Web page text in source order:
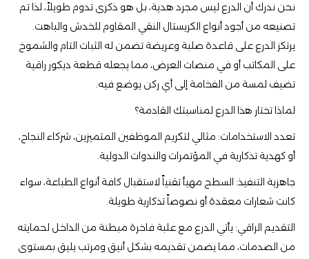
​نحن ندرك أن الدرع ليس مجرد هدية، بل هو ذكرى تدوم طويلاً، لذا تم
تصنيعه من أجود أنواع الكريستال النقي المقاوم للخدش والباهت.
يرتكز الدرع على قاعدة صلبة وعريضة تضمن له الثبات التام والشموخ
على المكاتب أو في منصات العرض، مما يجعله قطعة ديكور راقية
تضيف لمسة من الفخامة إلى أي ركن يوضع فيه.
​لماذا تختار هذا الدرع لمناسبتك القادمة؟
​تعدد الاستخدامات: مثالي لتكريم الموظفين المتميزين، شركاء النجاح،
أو كهدية تذكارية في المؤتمرات والندوات الدولية.
​جاهزية التنفيذ: السطح مهيأ تقنياً لاستقبال كافة أنواع الطباعة، سواء
كانت شعارات معقدة أو نصوصاً تذكارية طويلة.
​التقديم الراقي: يأتي الدرع مع علبة فاخرة مبطنة من الداخل لحمايته
من الصدمات، مما يضمن تقديمه بشكل أنيق ومرتب يليق بمستوى